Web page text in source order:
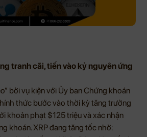
tranh cãi, tiến vào kỷ nguyên ứng
bởi vụ kiện với Ủy ban Chứng khoán
thức bước vào thời kỳ tăng trưởng
khoản phạt $125 triệu và xác nhận
khoán. XRP đang tăng tốc nhờ: